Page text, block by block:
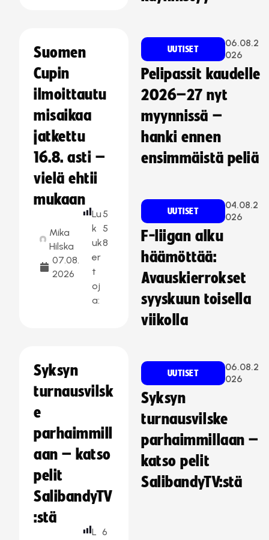
Suomen
Cupin
ilmoittautu
misaikaa
jatkettu
16.8. asti –
vielä ehtii
mukaan
Mika
Hilska
07.08.
2026
Lu
k
uk
er
t
oj
a:
5
5
8
Syksyn
turnausvilsk
e
parhaimmill
aan – katso
pelit
SalibandyTV
:stä
L 6
UUTISET
06.08.2
026
Pelipassit kaudelle
2026–27 nyt
myynnissä –
hanki ennen
ensimmäistä peliä
UUTISET
04.08.2
026
F-liigan alku
häämöttää:
Avauskierrokset
syyskuun toisella
viikolla
UUTISET
06.08.2
026
Syksyn
turnausvilske
parhaimmillaan –
katso pelit
SalibandyTV:stä